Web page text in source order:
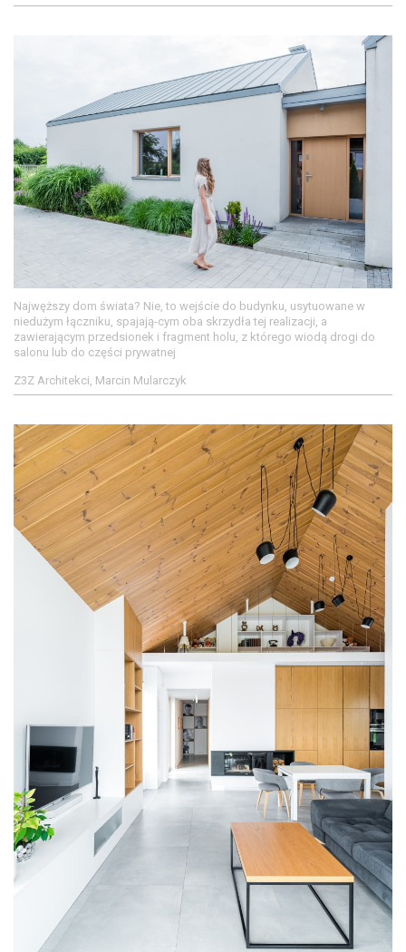
Najwęższy dom świata? Nie, to wejście do budynku, usytuowane w
niedużym łączniku, spajają-cym oba skrzydła tej realizacji, a
zawierającym przedsionek i fragment holu, z którego wiodą drogi do
salonu lub do części prywatnej
Z3Z Architekci, Marcin Mularczyk